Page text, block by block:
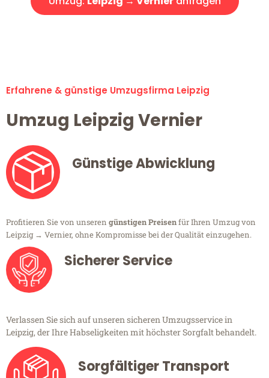
Erfahrene & günstige Umzugsfirma Leipzig
Umzug Leipzig Vernier
Günstige Abwicklung
Profitieren Sie von unseren günstigen Preisenfür Ihren Umzug von
Leipzig → Vernier, ohne Kompromisse bei der Qualität einzugehen.
Sicherer Service
Verlassen Sie sich auf unseren sicheren Umzugsservice in
Leipzig, der Ihre Habseligkeiten mit höchster Sorgfalt behandelt.
Sorgfältiger Transport